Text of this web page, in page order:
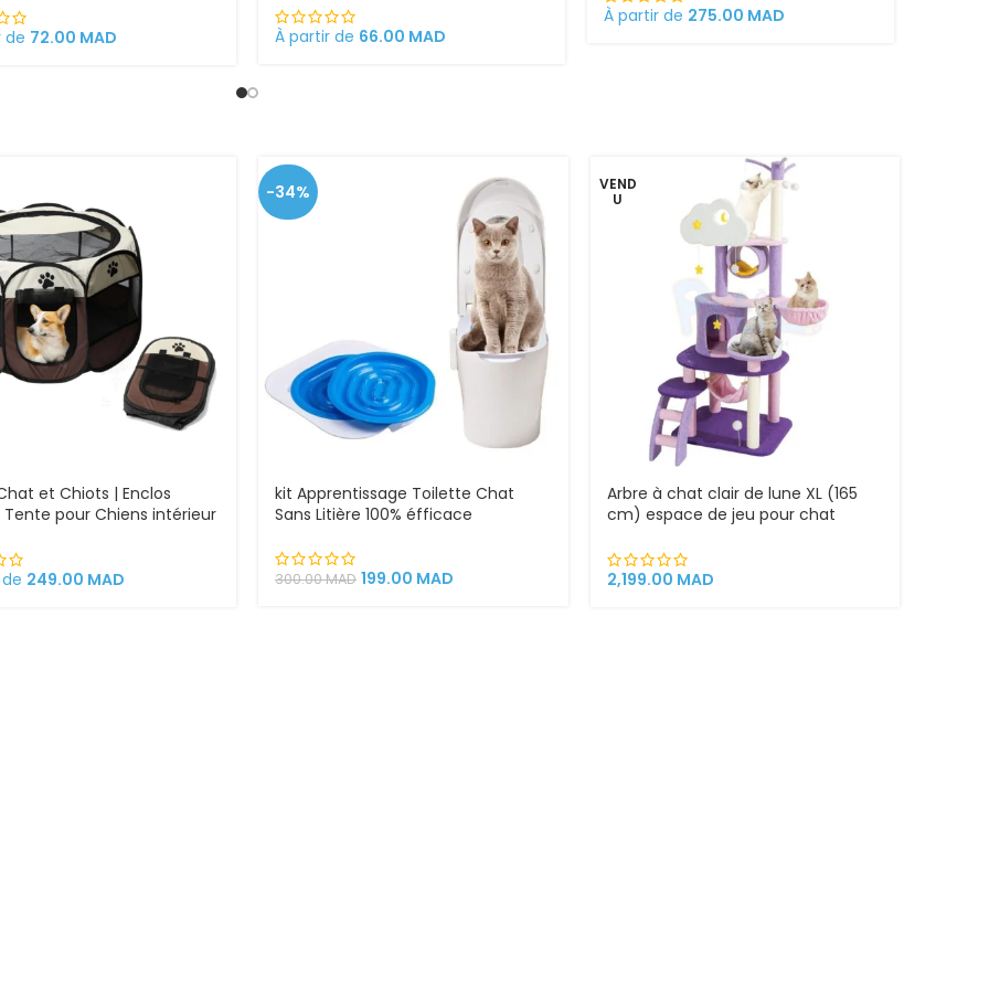
gestantes/allaitantes et
de 72.00 MAD À partir de 66.00 MAD
À partir de 275.00 MAD
et Chiots | Enclos
Tente pour Chiens intérieur
249.00 MAD
-34%
kit Apprentissage Toilette Chat
Sans Litière 100% éfficace
300.00MAD 199.00 MAD
VEND
U
Arbre à chat clair de lune XL (165
cm) espace de jeu pour chat
2,199.00 MAD